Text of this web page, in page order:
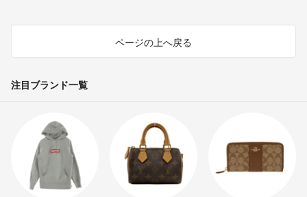
ページの上へ戻る
注目ブランド一覧